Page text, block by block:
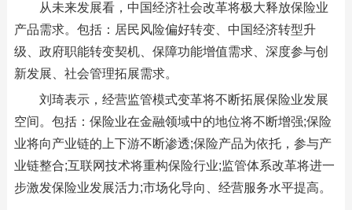
从未来发展看，中国经济社会改革将极大释放保险业
产品需求。包括：居民风险偏好转变、中国经济转型升
级、政府职能转变契机、保障功能增值需求、深度参与创
新发展、社会管理拓展需求。
刘琦表示，经营监管模式变革将不断拓展保险业发展
空间。包括：保险业在金融领域中的地位将不断增强;保险
业将向产业链的上下游不断渗透;保险产品为依托，参与产
业链整合;互联网技术将重构保险行业;监管体系改革将进一
步激发保险业发展活力;市场化导向、经营服务水平提高。